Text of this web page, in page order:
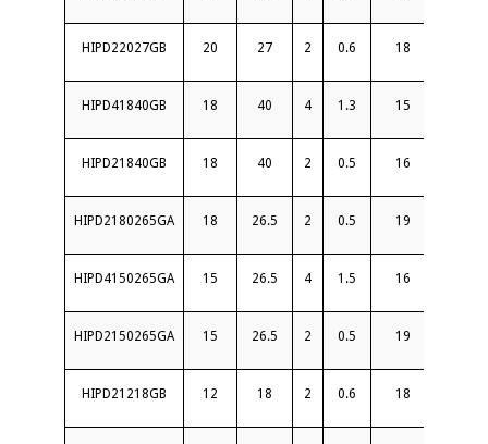
HIPD22027GB 20 27 2 0.6 18
HIPD41840GB 18 40 4 1.3 15
HIPD21840GB 18 40 2 0.5 16
HIPD2180265GA 18 26.5 2 0.5 19
HIPD4150265GA 15 26.5 4 1.5 16
HIPD2150265GA 15 26.5 2 0.5 19
HIPD21218GB 12 18 2 0.6 18